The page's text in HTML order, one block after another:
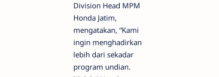
Division Head MPM
Honda Jatim,
mengatakan, “Kami
ingin menghadirkan
lebih dari sekadar
program undian.